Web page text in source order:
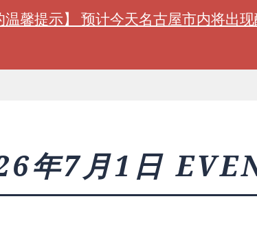
温馨提示】 预计今天名古屋市内将出
年7月1日